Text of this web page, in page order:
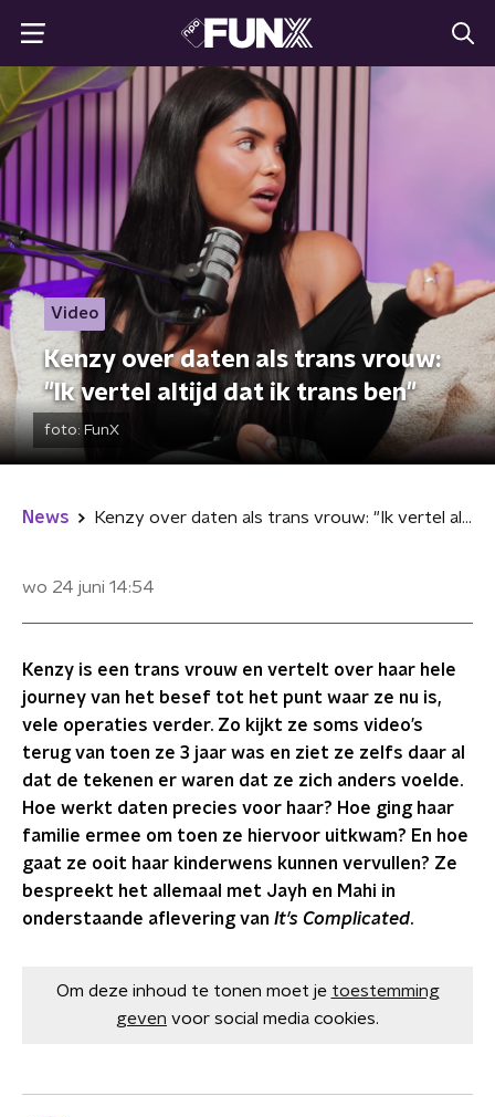
Video
Kenzy over daten als trans vrouw:
"Ik vertel altijd dat ik trans ben"
foto: FunX
News Kenzy over daten als trans vrouw: "Ik vertel altijd dat ik trans ben"
wo 24 juni 14:54
Kenzy is een trans vrouw en vertelt over haar hele
journey van het besef tot het punt waar ze nu is,
vele operaties verder. Zo kijkt ze soms video’s
terug van toen ze 3 jaar was en ziet ze zelfs daar al
dat de tekenen er waren dat ze zich anders voelde.
Hoe werkt daten precies voor haar? Hoe ging haar
familie ermee om toen ze hiervoor uitkwam? En hoe
gaat ze ooit haar kinderwens kunnen vervullen? Ze
bespreekt het allemaal met Jayh en Mahi in
onderstaande aflevering van It's Complicated.
Om deze inhoud te tonen moet je toestemming
geven voor social media cookies.